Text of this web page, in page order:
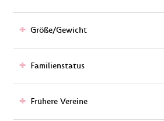
Größe/Gewicht
Familienstatus
Frühere Vereine